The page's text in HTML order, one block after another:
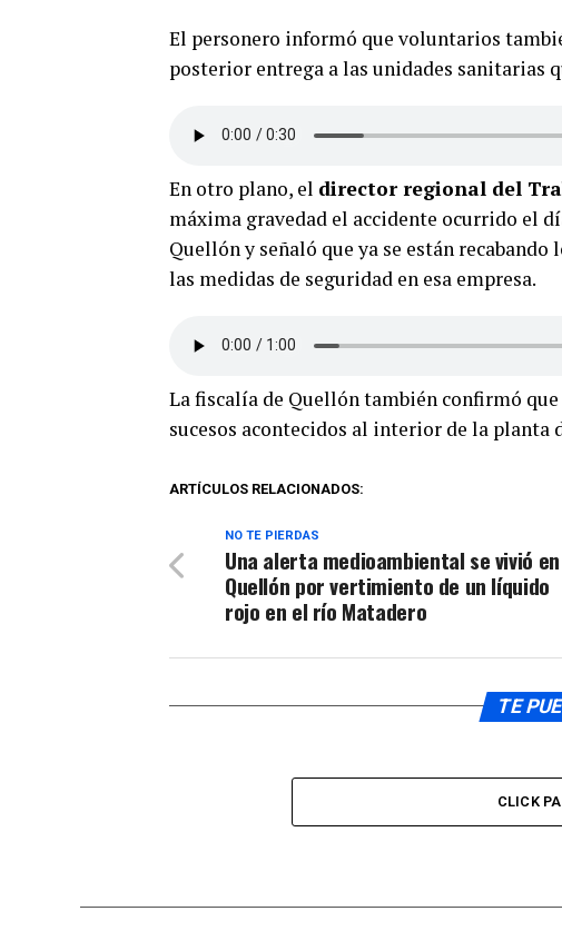
El personero informó que voluntarios
posterior entrega a las unidades sanitarias
En otro plano, el director regional del
máxima gravedad el accidente ocurrido el
Quellón y señaló que ya se están
las medidas de seguridad en esa empresa.
La fiscalía de Quellón también confirmó
sucesos acontecidos al interior de la planta
ARTÍCULOS RELACIONADOS:
NO TE PIERDAS
Una alerta medioambiental se vivió en
Quellón por vertimiento de un líquido
rojo en el río Matadero
TE
CLICK